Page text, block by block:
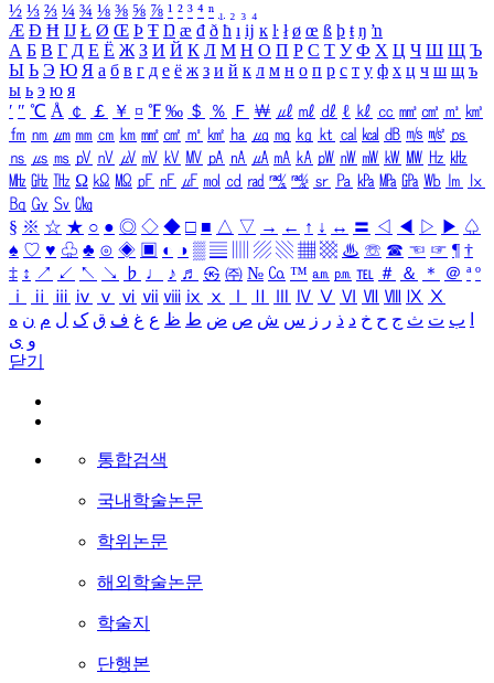
½ ⅓ ⅔ ¼ ¾ ⅛ ⅜ ⅝ ⅞ ¹ ² ³ ⁴ ⁿ ₁ ₂ ₃ ₄
Æ Ð Ħ Ĳ Ł Ø Œ Þ Ŧ Ŋ æ đ ð ħ ı ĳ ĸ ŀ ł ø œ ß þ ŧ ŋ ŉ
А Б В Г Д Е Ё Ж З И Й К Л М Н О П Р С Т У Ф Х Ц Ч Ш Щ Ъ
Ы Ь Э Ю Я а б в г д е ё ж з и й к л м н о п р с т у ф х ц ч ш щ ъ
ы ь э ю я
′ ″ ℃ Å ￠ ￡ ￥ ¤ ℉ ‰ ＄ ％ Ｆ ￦ ㎕ ㎖ ㎗ ℓ ㎘ ㏄ ㎣ ㎤ ㎥ ㎦
㎙ ㎚ ㎛ ㎜ ㎝ ㎞ ㎟ ㎠ ㎡ ㎢ ㏊ ㎍ ㎎ ㎏ ㏏ ㎈ ㎉ ㏈ ㎧ ㎨ ㎰
㎱ ㎲ ㎳ ㎴ ㎵ ㎶ ㎷ ㎸ ㎹ ㎀ ㎁ ㎂ ㎃ ㎄ ㎺ ㎻ ㎽ ㎾ ㎿ ㎐ ㎑
㎒ ㎓ ㎔ Ω ㏀ ㏁ ㎊ ㎋ ㎌ ㏖ ㏅ ㎭ ㎮ ㎯ ㏛ ㎩ ㎪ ㎫ ㎬ ㏝ ㏐
㏓
㏃ ㏉ ㏜ ㏆
§ ※ ☆ ★ ○ ● ◎ ◇ ◆ □ ■ △ ▽ → ← ↑ ↓ ↔ 〓 ◁ ◀ ▷ ▶ ♤
♠ ♡ ♥ ♧ ♣ ⊙ ◈ ▣ ◐ ◑ ▒ ▤ ▨ ▧ ▦ ▩ ♨ ☏ ☎ ☜ ☞ ¶ †
‡ ↕ ↗ ↙ ↖ ↘ ♭ ♩ ♪ ♬ ㉿ ㈜ № ㏇ ™ ㏂ ㏘ ℡ ＃ ＆ ＊ ＠ ª º
ⅰ
ⅱ ⅲ ⅳ ⅴ ⅵ ⅶ ⅷ ⅸ ⅹ Ⅳ Ⅴ Ⅵ Ⅶ Ⅷ Ⅸ Ⅹ
ب ت ث ج ح خ د ذ ر ز س ش ص ض ط ظ ع غ ف ق ک ل م ن ه
و ی
닫기
통합검색
국내학술논문
학위논문
해외학술논문
학술지
단행본